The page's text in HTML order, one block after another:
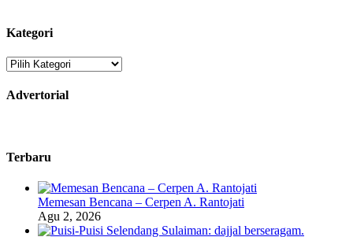
Kategori
Kategori
Advertorial
Terbaru
Memesan Bencana – Cerpen A. Rantojati
Agu 2, 2026